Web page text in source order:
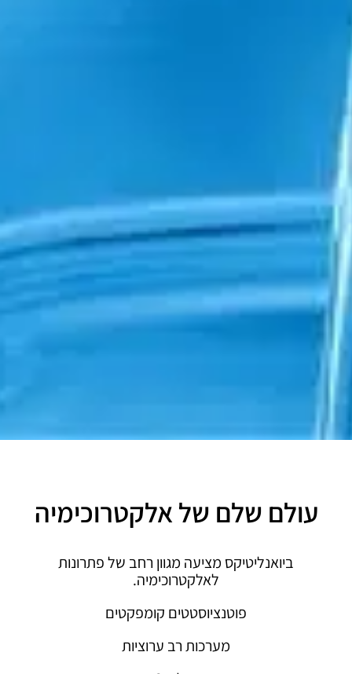
עולם שלם של אלקטרוכימיה
ביואנליטיקס מציעה מגוון רחב של פתרונות
לאלקטרוכימיה.
פוטנציוסטטים קומפקטים
מערכות רב ערוציות